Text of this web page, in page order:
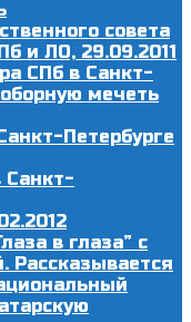
совета
и ЛО, 29.09.2011
СПб в Санкт-
мечеть
Петербурге
Санкт-
в глаза” с
Рассказывается